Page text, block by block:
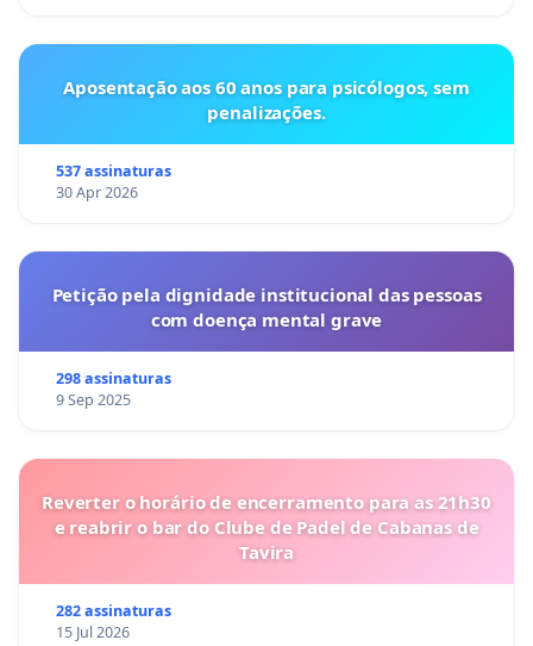
Aposentação aos 60 anos para psicólogos, sem
penalizações.
537 assinaturas
30 Apr 2026
Petição pela dignidade institucional das pessoas
com doença mental grave
298 assinaturas
9 Sep 2025
Reverter o horário de encerramento para as 21h30
e reabrir o bar do Clube de Padel de Cabanas de
Tavira
282 assinaturas
15 Jul 2026